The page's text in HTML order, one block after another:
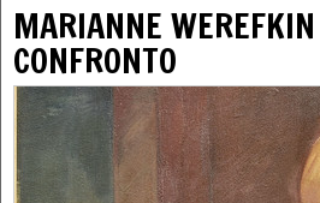
MARIANNE
CONFRONTO